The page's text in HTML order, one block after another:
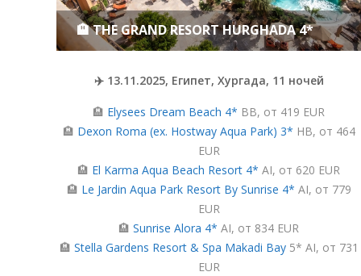
🏨 THE GRAND RESORT HURGHADA 4*
✈️ 13.11.2025, Египет, Хургада, 11 ночей
🏨 Elysees Dream Beach 4* BB, от 419 EUR
🏨 Dexon Roma (ex. Hostway Aqua Park) 3* HB, от 464
EUR
🏨 El Karma Aqua Beach Resort 4* AI, от 620 EUR
🏨 Le Jardin Aqua Park Resort By Sunrise 4* AI, от 779
EUR
🏨 Sunrise Alora 4* AI, от 834 EUR
🏨 Stella Gardens Resort & Spa Makadi Bay5* AI, от 731
EUR